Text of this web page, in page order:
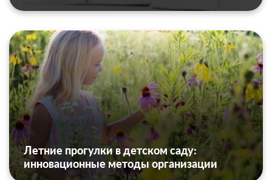
Летние прогулки в детском саду:
инновационные методы организации